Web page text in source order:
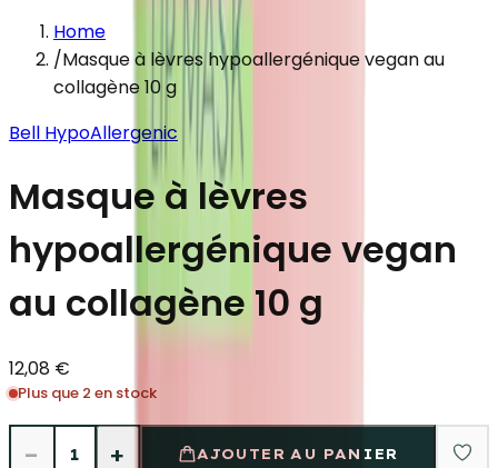
Home
/Masque à lèvres hypoallergénique vegan au
collagène 10 g
Bell HypoAllergenic
Masque à lèvres
hypoallergénique vegan
au collagène 10 g
12,08 €
Plus que 2 en stock
− 1 + AJOUTER AU PANIER